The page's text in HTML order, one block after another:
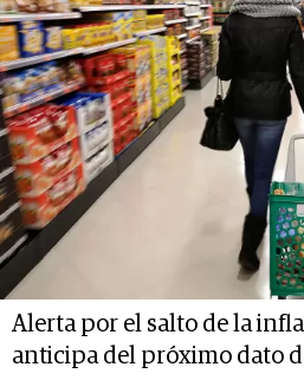
Alerta por el salto de la
anticipa del próximo dato